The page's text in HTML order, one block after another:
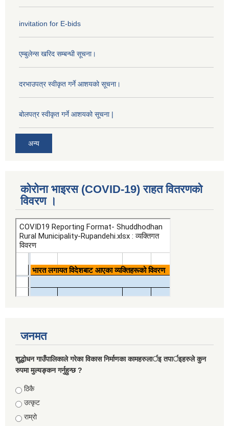
invitation for E-bids
एम्बुलेन्स खरिद सम्बन्धी सूचना।
दरभाउपत्र स्वीकृत गर्ने आशयको सूचना।
बोलपत्र स्वीकृत गर्ने आशयको सूचना |
अन्य
कोरोना भाइरस (COVID-19) राहत वितरणको
विवरण ।
जनमत
शुद्धोधन गाउँपालिकाले गरेका विकास निर्माणका कामहरुलार्इ तपार्इहरुले कुन
रुपमा मुल्यङ्कन गर्नुहुन्छ ?
Choices
ठिकै
उत्कृट
राम्रो